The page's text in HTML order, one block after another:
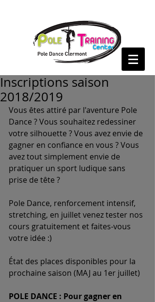
Inscriptions saison
2018/2019
Vous êtes attiré par l'aventure Pole
Dance ? Vous souhaitez redessiner
votre silhouette ? Vous avez envie de
gagner en confiance en vous ? Vous
avez tout simplement envie de
pratiquer un sport ludique sans
prise de tête ?
Pole Dance, renforcement intensif,
stretching, en juillet venez tester nos
cours gratuitement et faites-vous
votre idée :)
État des places disponibles pour la
prochaine saison (MAJ au 1er juillet)
POLE DANCE : Pour gagner en